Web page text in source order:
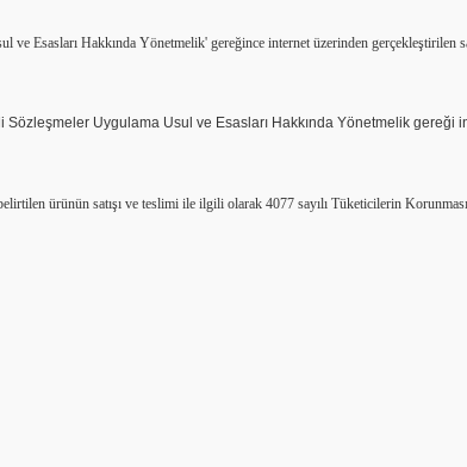
Esasları Hakkında Yönetmelik' gereğince internet üzerinden
Uygulama Usul ve Esasları Hakkında Yönetmelik
ürünün satışı ve teslimi ile ilgili olarak 4077 sayılı Tüketicilerin